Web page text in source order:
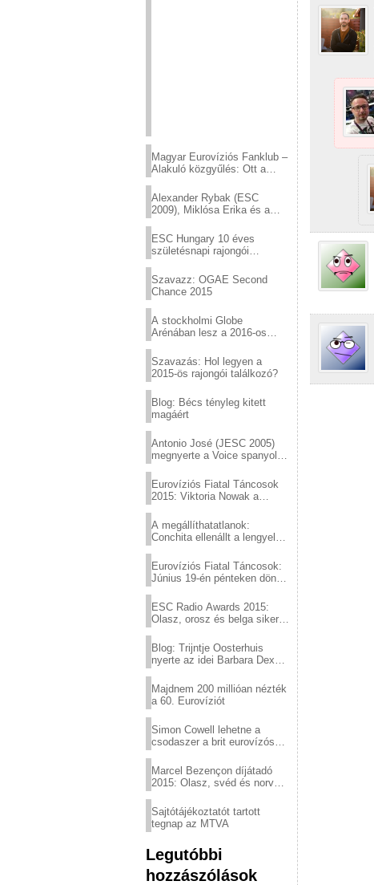
Magyar Eurovíziós Fanklub –
Alakuló közgyűlés: Ott a
Alexander Rybak (ESC
2009), Miklósa Erika és a
sztárjai a Margitszigeten
ESC Hungary 10 éves
születésnapi rajongói
Szavazz: OGAE Second
Chance 2015
A stockholmi Globe
Arénában lesz a 2016-os
Szavazás: Hol legyen a
2015-ös rajongói találkozó?
Blog: Bécs tényleg kitett
magáért
Antonio José (JESC 2005)
megnyerte a Voice spanyol
Eurovíziós Fiatal Táncosok
2015: Viktoria Nowak a
A megállíthatatlanok:
Conchita ellenállt a lengyel
Eurovíziós Fiatal Táncosok:
Június 19-én pénteken döntő
ESC Radio Awards 2015:
Olasz, orosz és belga siker,
Blog: Trijntje Oosterhuis
nyerte az idei Barbara Dex
Majdnem 200 millióan nézték
a 60. Eurovíziót
Simon Cowell lehetne a
csodaszer a brit eurovízós
Marcel Bezençon díjátadó
2015: Olasz, svéd és norvég
Sajtótájékoztatót tartott
tegnap az MTVA
Legutóbbi
hozzászólások